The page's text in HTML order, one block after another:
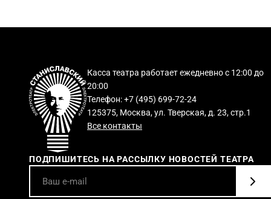
Касса театра работает ежедневно с 12:00 до
20:00
Телефон: +7 (495) 699-72-24
125375, Москва, ул. Тверская, д. 23, стр.1
Все контакты
ПОДПИШИТЕСЬ НА РАССЫЛКУ НОВОСТЕЙ ТЕАТРА